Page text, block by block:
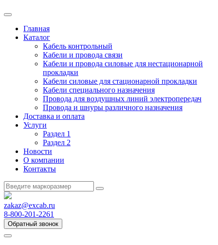
Главная
Каталог
Кабель контрольный
Кабели и провода связи
Кабели и провода силовые для нестационарной
прокладки
Кабели силовые для стационарной прокладки
Кабели специального назначения
Провода для воздушных линий электропередач
Провода и шнуры различного назначения
Доставка и оплата
Услуги
Раздел 1
Раздел 2
Новости
О компании
Контакты
zakaz@excab.ru
8-800-201-2261
Обратный звонок